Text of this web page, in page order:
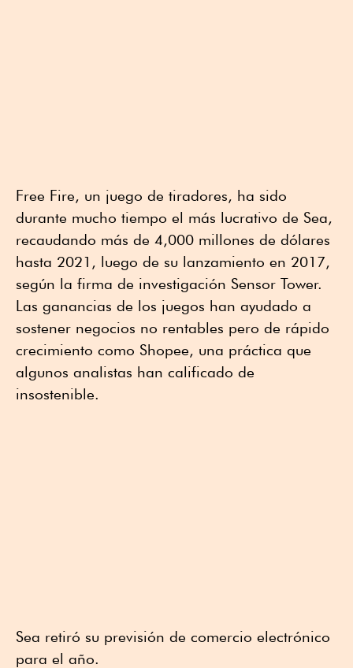
Free Fire, un juego de tiradores, ha sido
durante mucho tiempo el más lucrativo de Sea,
recaudando más de 4,000 millones de dólares
hasta 2021, luego de su lanzamiento en 2017,
según la firma de investigación Sensor Tower.
Las ganancias de los juegos han ayudado a
sostener negocios no rentables pero de rápido
crecimiento como Shopee, una práctica que
algunos analistas han calificado de
insostenible.
Sea retiró su previsión de comercio electrónico
para el año.